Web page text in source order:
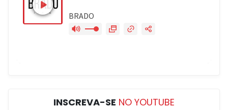
INSCREVA-SE NO YOUTUBE